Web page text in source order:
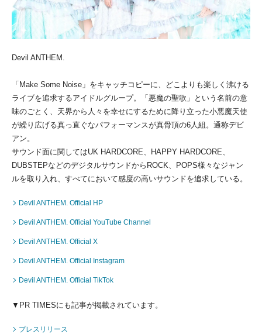
Devil ANTHEM.
「Make Some Noise」をキャッチコピーに、どこよりも楽しく沸ける
ライブを追求するアイドルグループ。「悪魔の聖歌」という名前の意
味のごとく、天界から人々を幸せにするために降り立った小悪魔天使
が繰り広げる真っ直ぐなパフォーマンスが真骨頂の6人組。通称デビ
アン。
サウンド面に関してはUK HARDCORE、HAPPY HARDCORE、
DUBSTEPなどのデジタルサウンドからROCK、POPS様々なジャン
ルを取り入れ、すべてにおいて感度の高いサウンドを追求している。
Devil ANTHEM. Official HP
Devil ANTHEM. Official YouTube Channel
Devil ANTHEM. Official X
Devil ANTHEM. Official Instagram
Devil ANTHEM. Official TikTok
▼PR TIMESにも記事が掲載されています。
プレスリリース